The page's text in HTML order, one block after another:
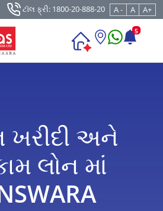
ટૉલ ફ્રી: 1800-20-888-20 A - A A+
5
ખરીદી અને
લોન માં